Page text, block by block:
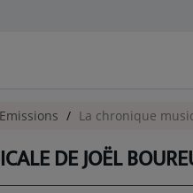
Emissions La chronique
DE JOËL